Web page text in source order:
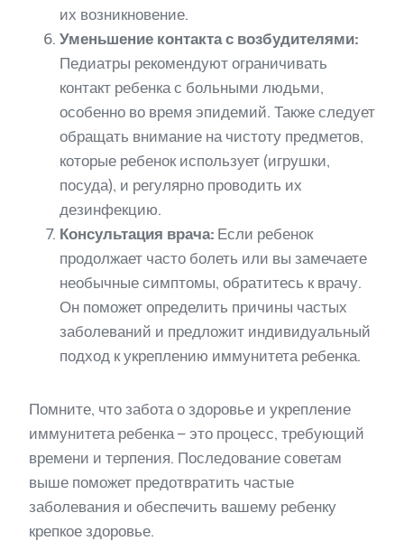
их возникновение.
Уменьшение контакта с возбудителями:
Педиатры рекомендуют ограничивать
контакт ребенка с больными людьми,
особенно во время эпидемий. Также следует
обращать внимание на чистоту предметов,
которые ребенок использует (игрушки,
посуда), и регулярно проводить их
дезинфекцию.
Консультация врача: Если ребенок
продолжает часто болеть или вы замечаете
необычные симптомы, обратитесь к врачу.
Он поможет определить причины частых
заболеваний и предложит индивидуальный
подход к укреплению иммунитета ребенка.
Помните, что забота о здоровье и укрепление
иммунитета ребенка – это процесс, требующий
времени и терпения. Последование советам
выше поможет предотвратить частые
заболевания и обеспечить вашему ребенку
крепкое здоровье.